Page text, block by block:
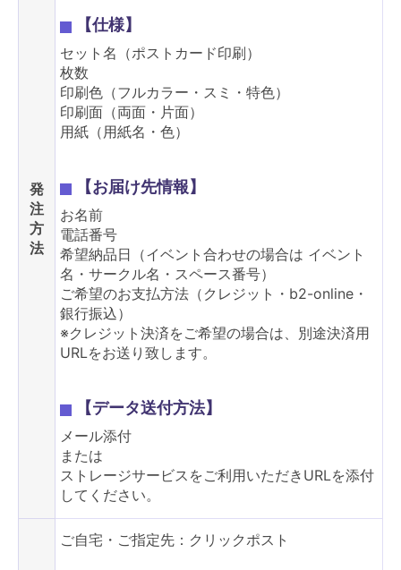
発
注
方
法
【仕様】
セット名（ポストカード印刷）
枚数
印刷色（フルカラー・スミ・特色）
印刷面（両面・片面）
用紙（用紙名・色）
【お届け先情報】
お名前
電話番号
希望納品日（イベント合わせの場合は イベント
名・サークル名・スペース番号）
ご希望のお支払方法（クレジット・b2-online・
銀行振込）
※クレジット決済をご希望の場合は、別途決済用
URLをお送り致します。
【データ送付方法】
メール添付
または
ストレージサービスをご利用いただきURLを添付
してください。
ご自宅・ご指定先：クリックポスト